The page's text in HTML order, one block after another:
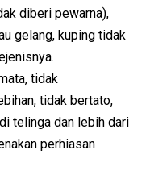
diberi pewarna),
gelang, kuping tidak
tidak
tidak bertato,
telinga dan lebih dari
perhiasan